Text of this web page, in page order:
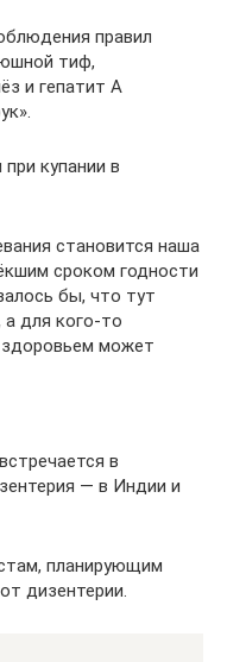
правил
тиф,
и гепатит А
купании в
становится наша
сроком годности
бы, что тут
для кого-то
может
в
— в Индии и
планирующим
дизентерии.